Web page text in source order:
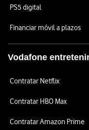
PS5 digital
Financiar móvil a plazos
Vodafone
Contratar Netflix
Contratar HBO Max
Contratar Amazon Prime